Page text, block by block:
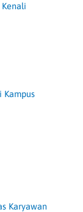
Kampus
Karyawan